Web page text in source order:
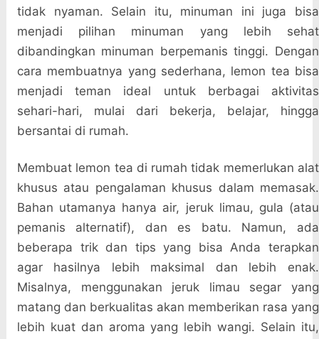
tidak nyaman. Selain itu, minuman ini juga bisa
menjadi pilihan minuman yang lebih sehat
dibandingkan minuman berpemanis tinggi. Dengan
cara membuatnya yang sederhana, lemon tea bisa
menjadi teman ideal untuk berbagai aktivitas
sehari-hari, mulai dari bekerja, belajar, hingga
bersantai di rumah.
Membuat lemon tea di rumah tidak memerlukan alat
khusus atau pengalaman khusus dalam memasak.
Bahan utamanya hanya air, jeruk limau, gula (atau
pemanis alternatif), dan es batu. Namun, ada
beberapa trik dan tips yang bisa Anda terapkan
agar hasilnya lebih maksimal dan lebih enak.
Misalnya, menggunakan jeruk limau segar yang
matang dan berkualitas akan memberikan rasa yang
lebih kuat dan aroma yang lebih wangi. Selain itu,